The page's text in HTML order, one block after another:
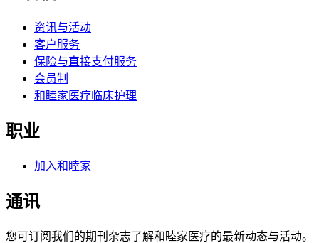
资讯与活动
客户服务
保险与直接支付服务
会员制
和睦家医疗临床护理
职业
加入和睦家
通讯
您可订阅我们的期刊杂志了解和睦家医疗的最新动态与活动。